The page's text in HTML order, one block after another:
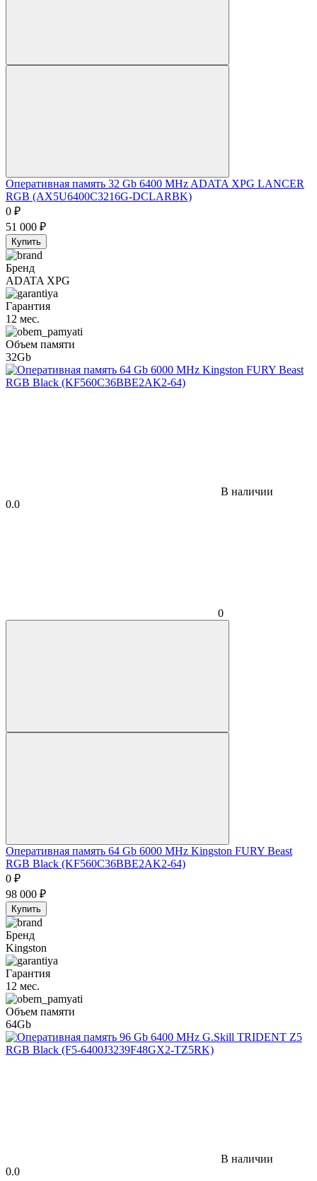
Оперативная память 32 Gb 6400 MHz ADATA XPG LANCER
RGB (AX5U6400C3216G-DCLARBK)
0 ₽
51 000 ₽
Купить
Бренд
ADATA XPG
Гарантия
12 мес.
Объем памяти
32Gb
В наличии
0.0
0
Оперативная память 64 Gb 6000 MHz Kingston FURY Beast
RGB Black (KF560C36BBE2AK2-64)
0 ₽
98 000 ₽
Купить
Бренд
Kingston
Гарантия
12 мес.
Объем памяти
64Gb
В наличии
0.0